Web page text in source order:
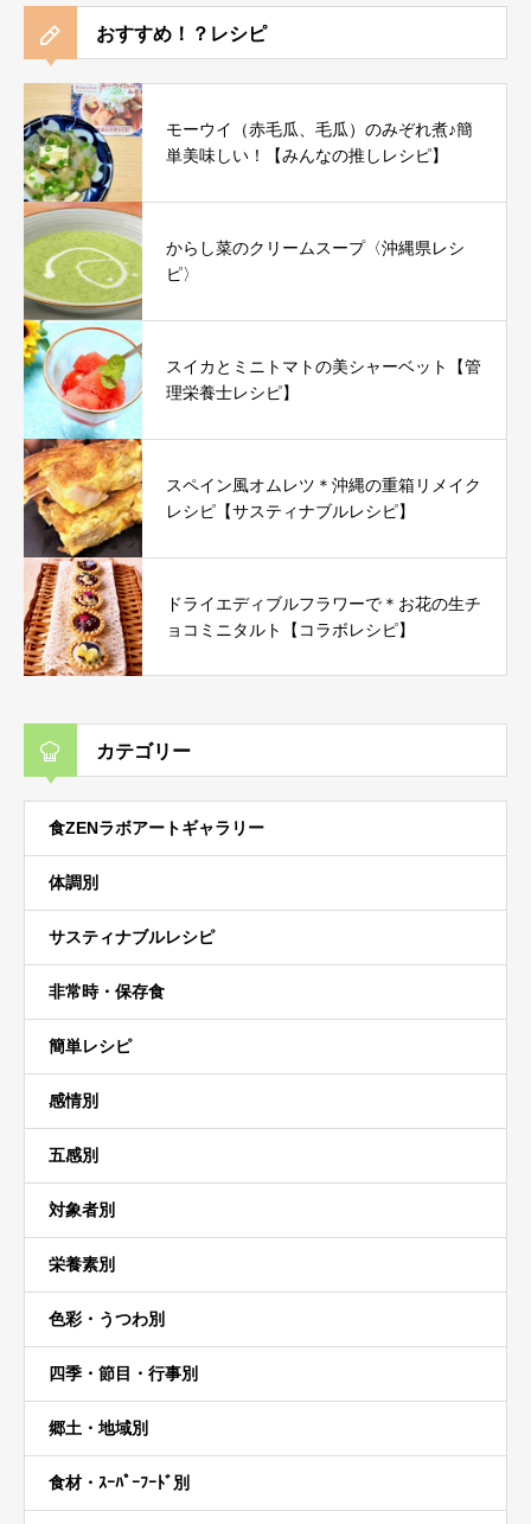
おすすめ！？レシピ
モーウイ（赤毛瓜、毛瓜）のみぞれ煮♪簡
単美味しい！【みんなの推しレシピ】
からし菜のクリームスープ〈沖縄県レシ
ピ〉
スイカとミニトマトの美シャーベット【管
理栄養士レシピ】
スペイン風オムレツ＊沖縄の重箱リメイク
レシピ【サスティナブルレシピ】
ドライエディブルフラワーで＊お花の生チ
ョコミニタルト【コラボレシピ】
カテゴリー
食ZENラボアートギャラリー
体調別
サスティナブルレシピ
非常時・保存食
簡単レシピ
感情別
五感別
対象者別
栄養素別
色彩・うつわ別
四季・節目・行事別
郷土・地域別
食材・ｽｰﾊﾟｰﾌｰﾄﾞ別